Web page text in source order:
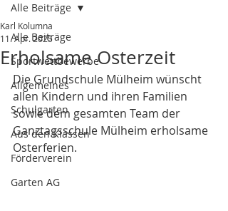
Alle Beiträge
Sportwettbewerbe
Allgemeines
Schulgarten
Aus den Klassen
Förderverein
Garten AG
Alle Beiträge
Erholsame Osterzeit
Karl Kolumna
11. Apr. 2025
Die Grundschule Mülheim wünscht
allen Kindern und ihren Familien
sowie dem gesamten Team der
Ganztagsschule Mülheim erholsame
Osterferien.